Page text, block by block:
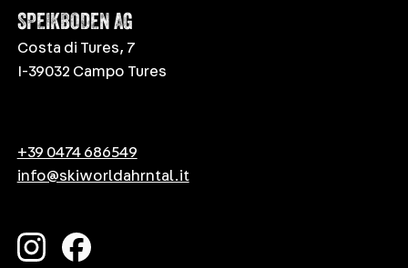
SPEIKBODEN AG
Costa di Tures, 7
I-39032 Campo Tures
+39 0474 686549
info@skiworldahrntal.it